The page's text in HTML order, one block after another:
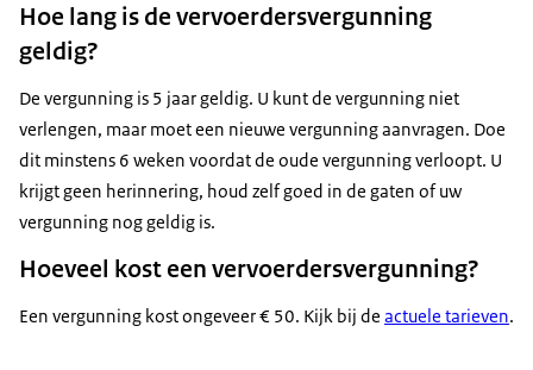
Hoe lang is de vervoerdersvergunning
geldig?
De vergunning is 5 jaar geldig. U kunt de vergunning niet
verlengen, maar moet een nieuwe vergunning aanvragen. Doe
dit minstens 6 weken voordat de oude vergunning verloopt. U
krijgt geen herinnering, houd zelf goed in de gaten of uw
vergunning nog geldig is.
Hoeveel kost een vervoerdersvergunning?
Een vergunning kost ongeveer € 50. Kijk bij de actuele tarieven.